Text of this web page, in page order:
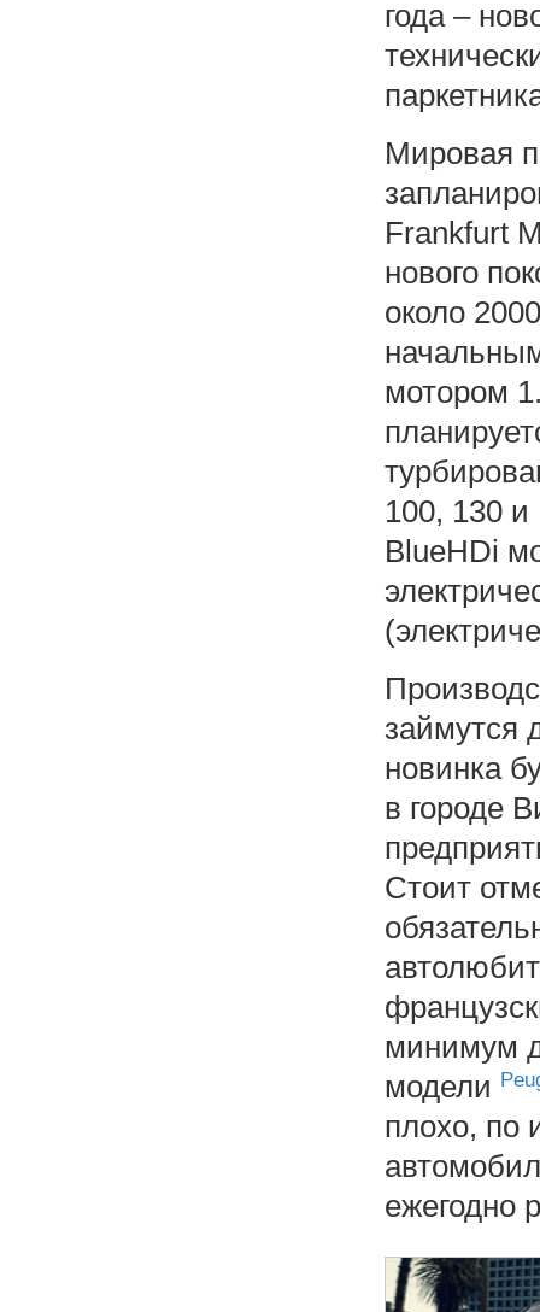
года –
Мировая
Frankfurt
нового
около
мотором
100, 130
BlueHDi
займутся
новинка
в городе
Стоит
минимум
модели
плохо, по
ежегодно